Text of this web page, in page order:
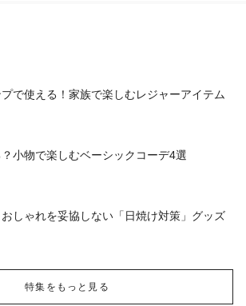
で使える！家族で楽しむレジャーアイテム
小物で楽しむベーシックコーデ4選
しゃれを妥協しない「日焼け対策」グッズ
特集をもっと見る